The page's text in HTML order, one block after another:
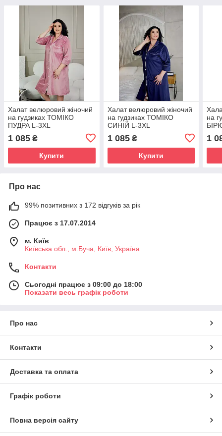
Халат велюровий жіночий
на гудзиках ТОМІКО
ПУДРА L-3XL
1 085 ₴
Купити
Халат велюровий жіночий
на гудзиках ТОМІКО
СИНІЙ L-3XL
1 085₴
Купити
на
1
Про нас
99% позитивних з 172 відгуків за рік
Працює з 17.07.2014
м. Київ
Київська обл., м.Буча, Київ, Україна
Контакти
Сьогодні працює з 09:00 до 18:00
Показати весь графік роботи
Про нас
Контакти
Доставка та оплата
Графік роботи
Повна версія сайту